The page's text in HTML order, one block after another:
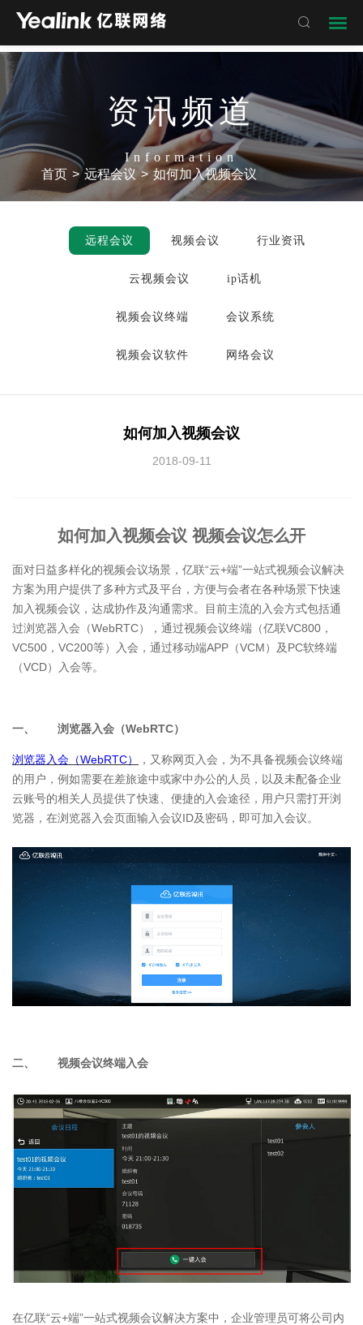

资讯频道
Information
首页 > 远程会议 > 如何加入视频会议
远程会议 视频会议 行业资讯
云视频会议 ip话机
视频会议终端 会议系统
视频会议软件 网络会议
如何加入视频会议
2018-09-11
如何加入视频会议 视频会议怎么开
面对日益多样化的视频会议场景，亿联“云+端”一站式视频会议解决
方案为用户提供了多种方式及平台，方便与会者在各种场景下快速
加入视频会议，达成协作及沟通需求。目前主流的入会方式包括通
过浏览器入会（WebRTC），通过视频会议终端（亿联VC800，
VC500，VC200等）入会，通过移动端APP（VCM）及PC软终端
（VCD）入会等。
一、 浏览器入会（WebRTC）
浏览器入会（WebRTC）
，又称网页入会，为不具备视频会议终端
的用户，例如需要在差旅途中或家中办公的人员，以及未配备企业
云账号的相关人员提供了快速、便捷的入会途径，用户只需打开浏
览器，在浏览器入会页面输入会议ID及密码，即可加入会议。
二、 视频会议终端入会
在亿联“云+端”一站式视频会议解决方案中，企业管理员可将公司内